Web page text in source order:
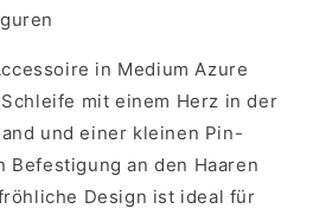
in Medium Azure
mit einem Herz in der
und einer kleinen Pin-
Befestigung an den Haaren
Design ist ideal für